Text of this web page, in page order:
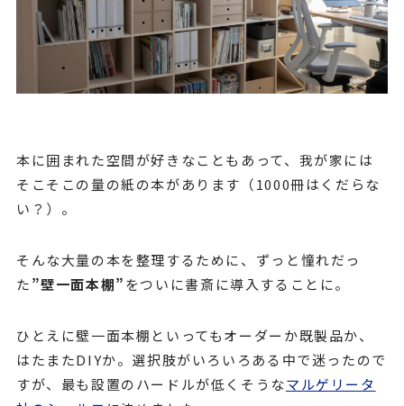
本に囲まれた空間が好きなこともあって、我が家には
そこそこの量の紙の本があります（1000冊はくだらな
い？）。
そんな大量の本を整理するために、ずっと憧れだっ
た”壁一面本棚”をついに書斎に導入することに。
ひとえに壁一面本棚といってもオーダーか既製品か、
はたまたDIYか。選択肢がいろいろある中で迷ったので
すが、最も設置のハードルが低くそうなマルゲリータ